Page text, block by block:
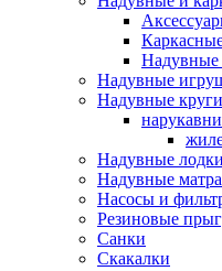
Надувные
Надувные
Надувные круги
Надувные лодки
Надувные
Насосы и
Резиновые
Санки
Скакалки